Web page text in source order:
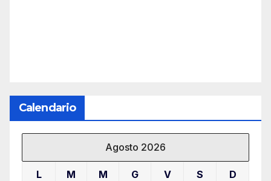
Calendario
Agosto 2026
L M M G V S D